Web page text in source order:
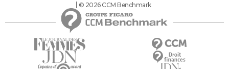
© 2026 CCM Benchmark